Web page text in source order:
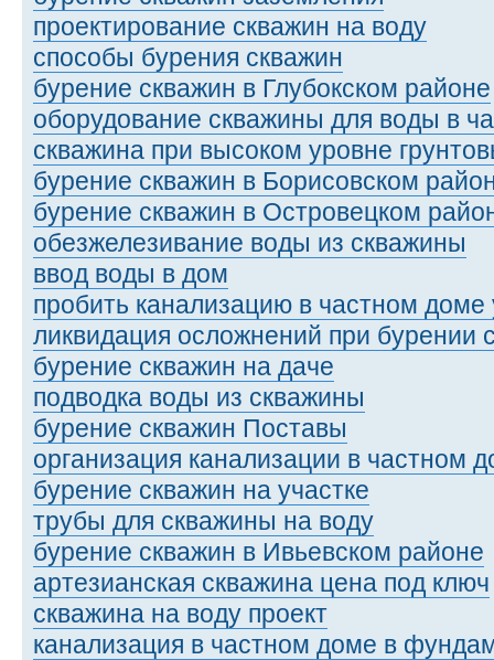
проектирование скважин на воду
способы бурения скважин
бурение скважин в Глубокском районе
оборудование скважины для воды в
скважина при высоком уровне
бурение скважин в Борисовском
бурение скважин в Островецком
обезжелезивание воды из скважины
ввод воды в дом
пробить канализацию в частном доме
ликвидация осложнений при бурении
бурение скважин на даче
подводка воды из скважины
бурение скважин Поставы
организация канализации в частном
бурение скважин на участке
трубы для скважины на воду
бурение скважин в Ивьевском районе
артезианская скважина цена под ключ
скважина на воду проект
канализация в частном доме в